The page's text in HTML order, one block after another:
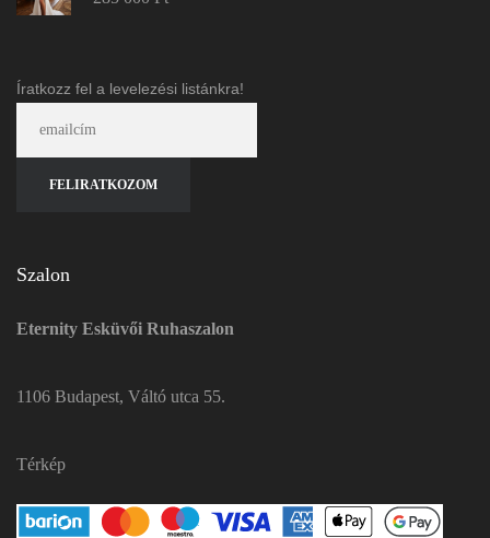
Íratkozz fel a levelezési listánkra!
Szalon
Eternity Esküvői Ruhaszalon
1106 Budapest, Váltó utca 55.
Térkép